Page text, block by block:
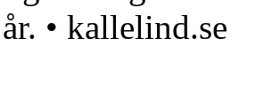
• kallelind.se